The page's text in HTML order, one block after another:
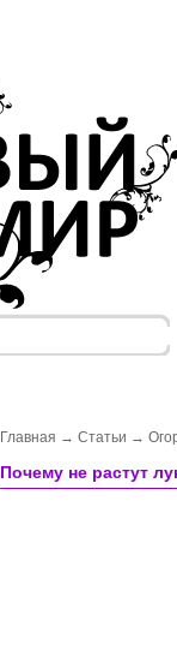
Главная → Статьи →
Почему не растут